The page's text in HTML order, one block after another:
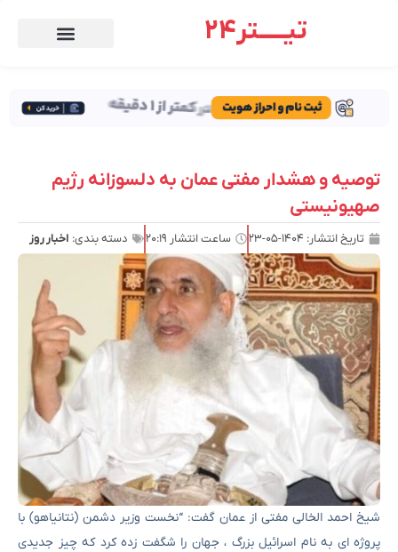
تیـــــتر24
توصیه و هشدار مفتی عمان به دلسوزانه رژیم
صهیونیستی
تاریخ انتشار: ۱۴۰۴-۰۵-۲۳ ساعت انتشار ۲۰:۱۹ دسته بندی: اخبار روز
شیخ احمد الخالی مفتی از عمان گفت: “نخست وزیر دشمن (نتانیاهو) با
پروژه ای به نام اسرائیل بزرگ ، جهان را شگفت زده کرد که چیز جدیدی